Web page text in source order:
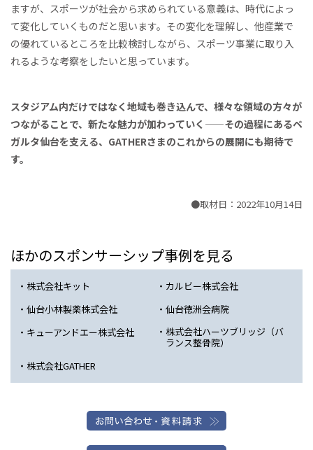
ますが、スポーツが社会から求められている意義は、時代によっ
て変化していくものだと思います。その変化を理解し、他産業で
の優れているところを比較検討しながら、スポーツ事業に取り入
れるような考察をしたいと思っています。
スタジアム内だけではなく地域も巻き込んで、様々な領域の方々が
つながることで、新たな魅力が加わっていく——その過程にあるベ
ガルタ仙台を支える、GATHERさまのこれからの展開にも期待で
す。
●取材日：2022年10月14日
ほかのスポンサーシップ事例を見る
株式会社キット
カルビー株式会社
仙台小林製薬株式会社
仙台徳洲会病院
キューアンドエー株式会社
株式会社ハーツブリッジ（バ
ランス整骨院）
株式会社GATHER